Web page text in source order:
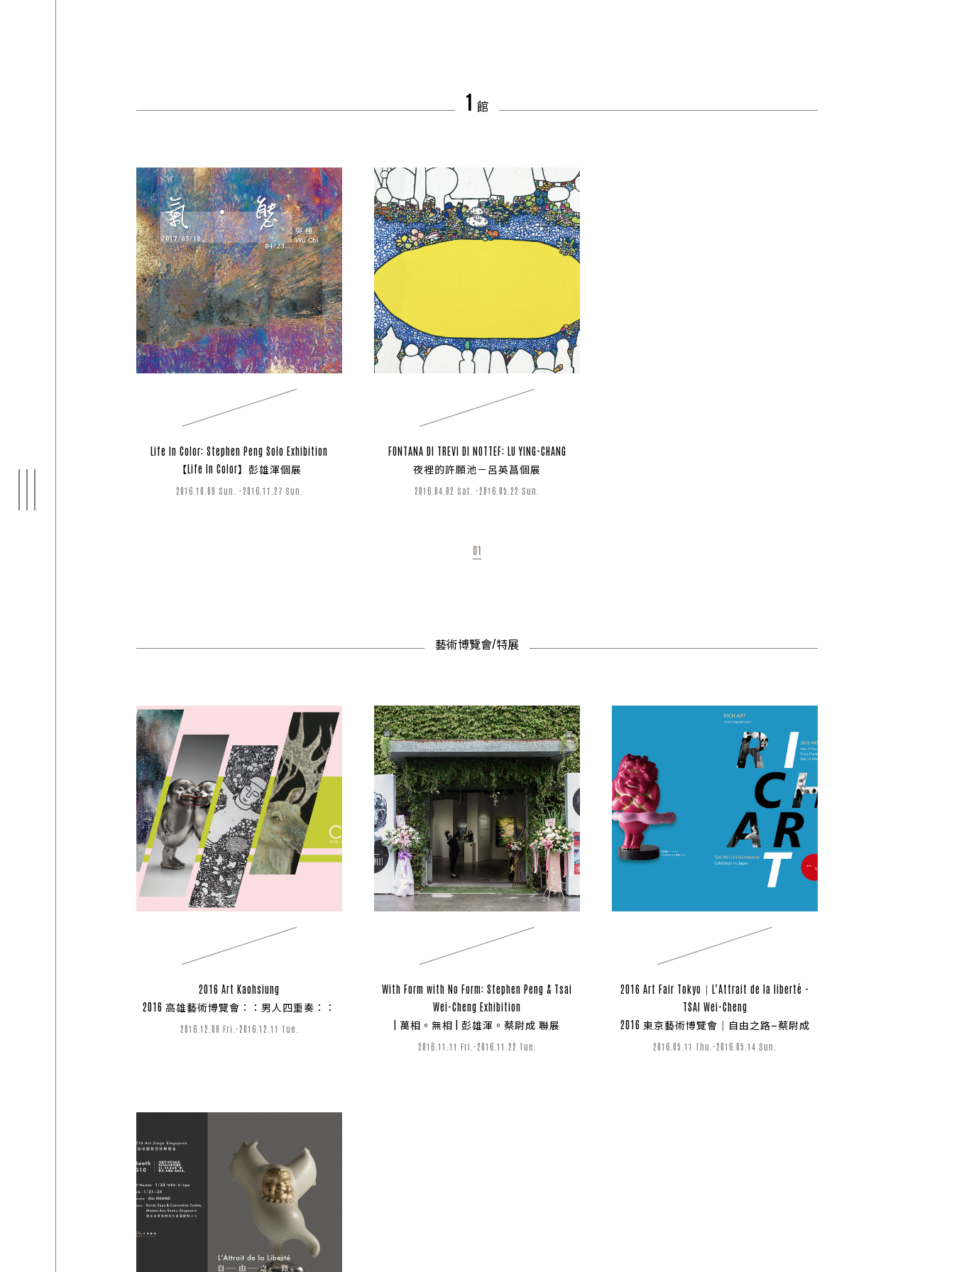
03 ARTISTS
ART SHOP
1 館
Life In Color: Stephen Peng Solo Exhibition
【Life In Color】彭雄渾個展
2016.10.09 Sun. -2016.11.27 Sun.
FONTANA DI TREVI DI NOTTEF: LU YING-CHANG
夜裡的許願池－呂英菖個展
2016.04.02 Sat. -2016.05.22 Sun.
01
藝術博覽會/特展
2016 Art Kaohsiung
2016 高雄藝術博覽會：：男人四重奏：：
2016.12.09 Fri.-2016.12.11 Tue.
With Form with No Form: Stephen Peng & Tsai
Wei-Cheng Exhibition
| 萬相。無相 | 彭雄渾。蔡尉成 聯展
2016.11.11 Fri.-2016.11.22 Tue.
2016 Art Fair Tokyo｜L’Attrait de la liberté -
TSAI Wei-Cheng
2016 東京藝術博覽會｜自由之路—蔡尉成
2016.05.11 Thu.-2016.05.14 Sun.